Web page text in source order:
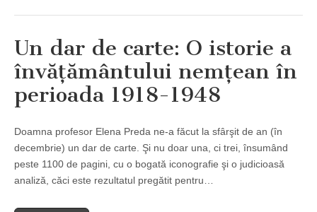
Un dar de carte: O istorie a
învăţământului nemţean în
perioada 1918-1948
Doamna profesor Elena Preda ne-a făcut la sfârşit de an (în
decembrie) un dar de carte. Şi nu doar una, ci trei, însumând
peste 1100 de pagini, cu o bogată iconografie şi o judicioasă
analiză, căci este rezultatul pregătit pentru…